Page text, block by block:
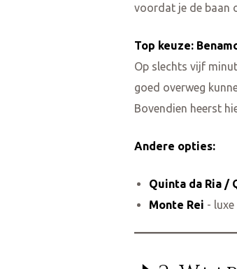
voordat je de baan
Top keuze:
Op slechts vijf
goed overweg
Bovendien heerst
Andere opties:
Quinta da Ria /
Monte Rei -